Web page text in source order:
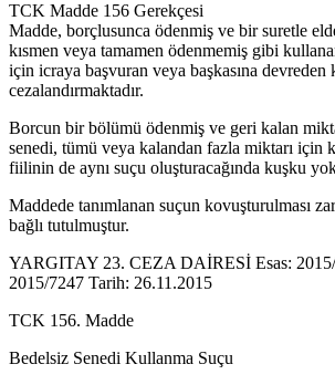
TCK Madde 156 Gerekçesi
Madde, borçlusunca ödenmiş ve bir suretle
kısmen veya tamamen ödenmemiş gibi
için icraya başvuran veya başkasına devreden
cezalandırmaktadır.
Borcun bir bölümü ödenmiş ve geri kalan
senedi, tümü veya kalandan fazla miktarı için
fiilinin de aynı suçu oluşturacağında kuşku
Maddede tanımlanan suçun kovuşturulması
bağlı tutulmuştur.
YARGITAY 23. CEZA DAİRESİ Esas:
2015/7247 Tarih: 26.11.2015
TCK 156. Madde
Bedelsiz Senedi Kullanma Suçu